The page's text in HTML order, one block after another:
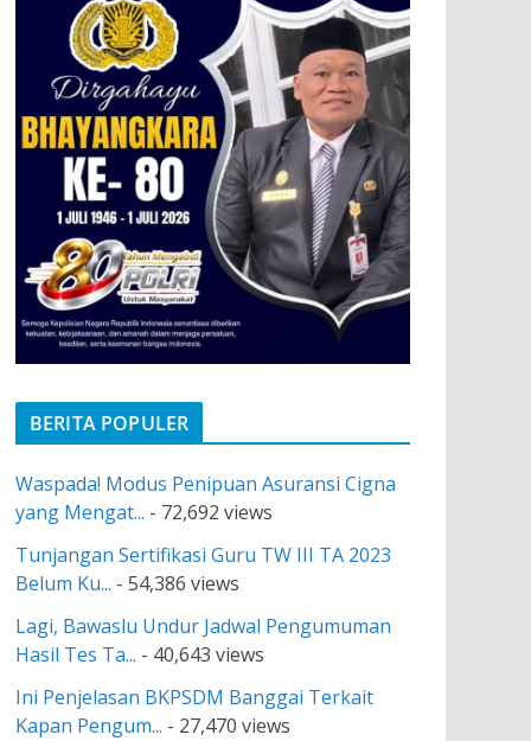
BERITA POPULER
Waspada! Modus Penipuan Asuransi Cigna
yang Mengat... - 72,692 views
Tunjangan Sertifikasi Guru TW III TA 2023
Belum Ku... - 54,386 views
Lagi, Bawaslu Undur Jadwal Pengumuman
Hasil Tes Ta... - 40,643 views
Ini Penjelasan BKPSDM Banggai Terkait
Kapan Pengum... - 27,470 views